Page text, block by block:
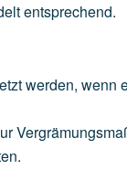
entsprechend.
werden, wenn